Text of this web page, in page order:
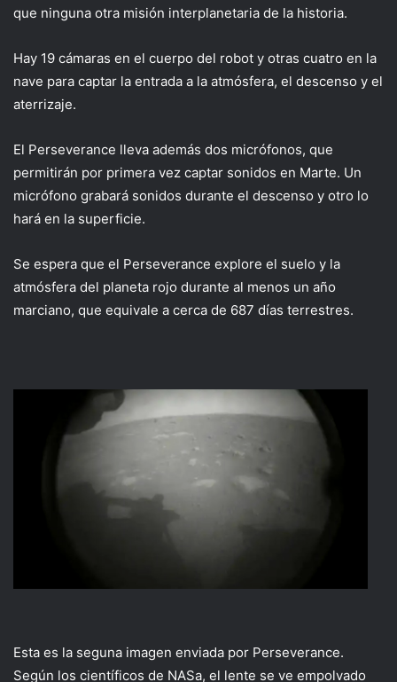
que ninguna otra misión interplanetaria de la historia.
Hay 19 cámaras en el cuerpo del robot y otras cuatro en la
nave para captar la entrada a la atmósfera, el descenso y el
aterrizaje.
El Perseverance lleva además dos micrófonos, que
permitirán por primera vez captar sonidos en Marte. Un
micrófono grabará sonidos durante el descenso y otro lo
hará en la superficie.
Se espera que el Perseverance explore el suelo y la
atmósfera del planeta rojo durante al menos un año
marciano, que equivale a cerca de 687 días terrestres.
Esta es la seguna imagen enviada por Perseverance.
Según los científicos de NASa, el lente se ve empolvado